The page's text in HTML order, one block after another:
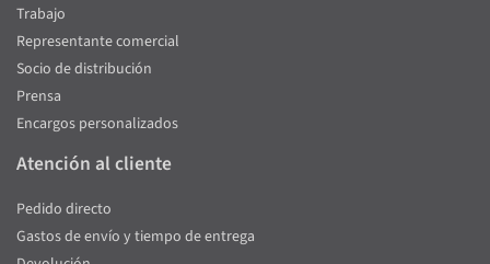
Trabajo
Representante comercial
Socio de distribución
Prensa
Encargos personalizados
Atención al cliente
Pedido directo
Gastos de envío y tiempo de entrega